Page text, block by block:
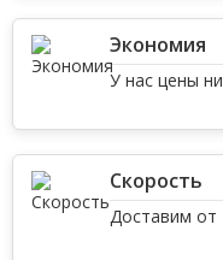
Экономия
У нас цены
Скорость
Доставим от